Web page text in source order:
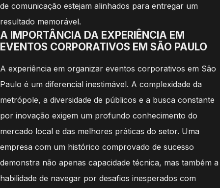
de comunicação estejam alinhados para entregar um
resultado memorável.
A IMPORTÂNCIA DA EXPERIÊNCIA EM
EVENTOS CORPORATIVOS EM SÃO PAULO
A experiência em organizar eventos corporativos em São
Paulo é um diferencial inestimável. A complexidade da
metrópole, a diversidade de públicos e a busca constante
por inovação exigem um profundo conhecimento do
mercado local e das melhores práticas do setor. Uma
empresa com um histórico comprovado de sucesso
demonstra não apenas capacidade técnica, mas também a
habilidade de navegar por desafios inesperados com